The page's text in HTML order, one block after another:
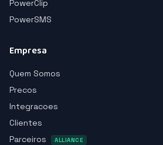
PowerClip
PowerSMS
Empresa
Quem Somos
Precos
Integracoes
Clientes
Parceiros
ALLIANCE